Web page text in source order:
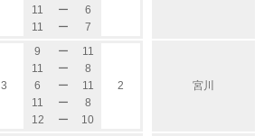
11
ー
6
11
ー 7
3
9 ー
11
11
ー
8
6
ー
11
11
ー
8
12
ー 10
2 宮川